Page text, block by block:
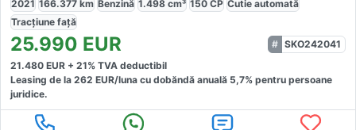
2021 166.377 km Benzină 1.498 cm³ 150 CP Cutie automată
Tracțiune față
25.990 EUR
SKO242041
21.480 EUR + 21% TVA deductibil
Leasing de la 262 EUR/luna cu dobăndă anuală 5,7% pentru persoane
juridice.